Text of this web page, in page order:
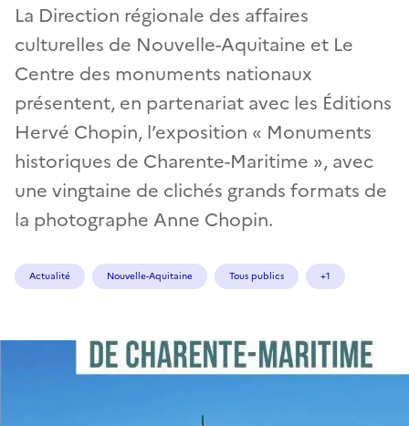
La Direction régionale des affaires
culturelles de Nouvelle-Aquitaine et Le
Centre des monuments nationaux
présentent, en partenariat avec les Éditions
Hervé Chopin, l’exposition « Monuments
historiques de Charente-Maritime », avec
une vingtaine de clichés grands formats de
la photographe Anne Chopin.
Actualité Nouvelle-Aquitaine Tous publics +1